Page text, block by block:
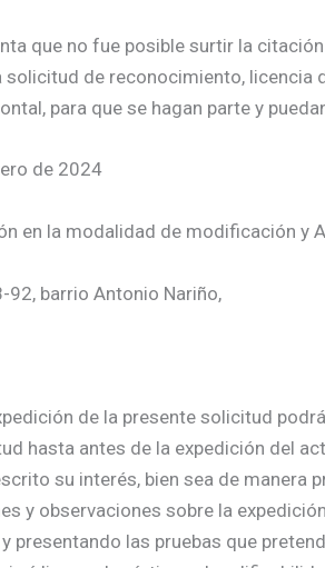
que no fue posible surtir la
de reconocimiento, licencia
para que se hagan parte y
de 2024
en la modalidad de modificación y
barrio Antonio Nariño,
de la presente solicitud
hasta antes de la expedición del
su interés, bien sea de manera
y observaciones sobre la
las pruebas que